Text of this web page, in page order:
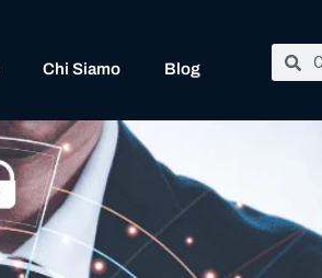
Chi Siamo Blog